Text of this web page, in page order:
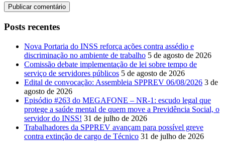
Posts recentes
Nova Portaria do INSS reforça ações contra assédio e
discriminação no ambiente de trabalho 5 de agosto de 2026
Comissão debate implementação de lei sobre tempo de
serviço de servidores públicos 5 de agosto de 2026
Edital de convocação: Assembleia SPPREV 06/08/2026 3 de
agosto de 2026
Episódio #263 do MEGAFONE – NR-1: escudo legal que
protege a saúde mental de quem move a Previdência Social, o
servidor do INSS! 31 de julho de 2026
Trabalhadores da SPPREV avançam para possível greve
contra extinção de cargo de Técnico 31 de julho de 2026